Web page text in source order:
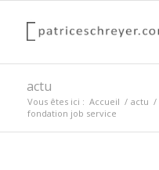
actu
Vous êtes ici : Accueil / actu /
fondation job service